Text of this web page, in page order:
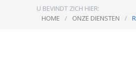
U BEVINDT ZICH HIER:
HOME
/ ONZE DIENSTEN /